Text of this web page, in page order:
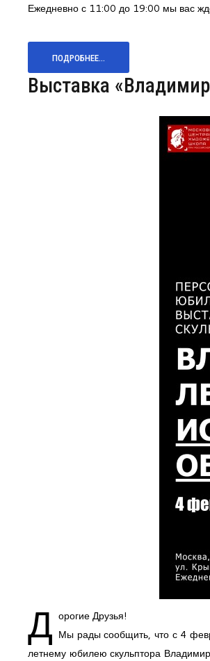
Ежедневно с 11:00 до 19:00 мы вас
ПОДРОБНЕЕ...
Выставка
Д орогие Друзья!
Мы рады сообщить, что с 4
летнему юбилею скульптора